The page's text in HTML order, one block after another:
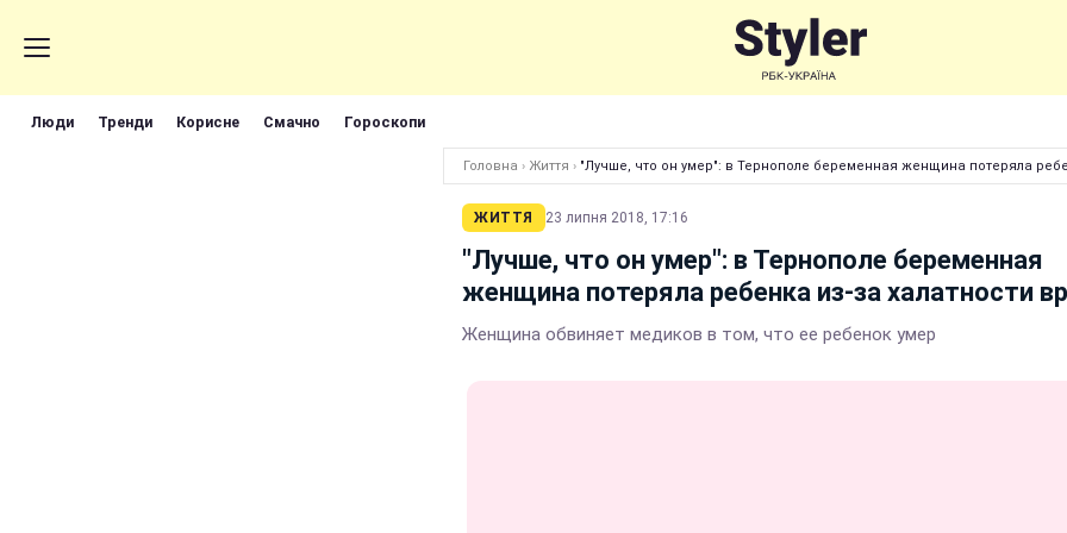
Люди Тренди Корисне Смачно Гороскопи
Головна › Життя › "Лучше, что он умер": в Тернополе беременная женщина потеряла
ЖИТТЯ 23 липня 2018, 17:16
"Лучше, что он умер": в Тернополе беременная
женщина потеряла ребенка из-за халатности
Женщина обвиняет медиков в том, что ее ребенок умер